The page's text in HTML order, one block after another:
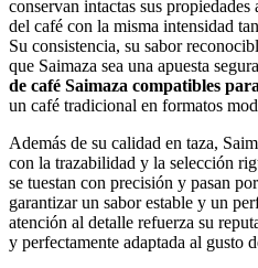
conservan intactas sus
del café con la misma intensidad
Su consistencia, su sabor
que Saimaza sea una apuesta
de café Saimaza compatibles
un café tradicional en formatos
Además de su calidad en taza,
con la trazabilidad y la selección
se tuestan con precisión y pasan
garantizar un sabor estable y un
atención al detalle refuerza su
y perfectamente adaptada al gusto